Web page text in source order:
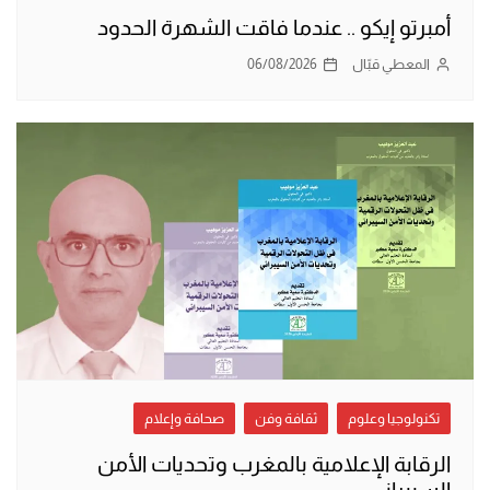
أمبرتو إيكو .. عندما فاقت الشهرة الحدود
المعطي قبّال 06/08/2026
تكنولوجيا وعلوم ثقافة وفن صحافة وإعلام
الرقابة الإعلامية بالمغرب وتحديات الأمن